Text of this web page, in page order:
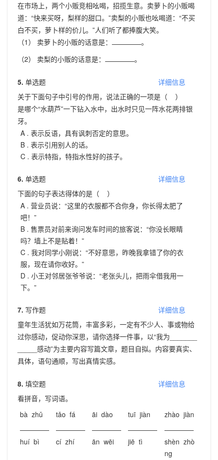
在市场上，两个小贩竞相吆喝，招揽生意。卖萝卜的小贩喝
道：“快来买呀，梨样的甜口。”卖梨的小贩也吆喝道：“不买
白不买，萝卜样的价儿。”人们听了都捧腹大笑。
（1） 卖萝卜的小贩的话意是：
。
（2） 卖梨的小贩的话意是：
。
5. 单选题
详细信息
关于下面句子中引号的作用，说法正确的一项是（ ）
是哪个“水葫芦”一下钻入水中，出水时只见一阵水花两排银
牙。
A . 表示反语，具有讽刺否定的意思。
B . 表示引用别人的话。
C . 表示特指，特指水性好的孩子。
6. 单选题
详细信息
下面的句子表达得体的是（ ）
A . 营业员说：“这里的衣服都不合你身，你长得太肥了
吧！”
B . 售票员对前来询问发车时间的旅客说：“你没长眼睛
吗？墙上不是贴着！”
C . 我对同学小刚说：“不好意思，昨晚我拿错了你的衣
服，现在请你收好。”
D . 小王对邻居张爷爷说：“老张头儿，把雨伞借我用一
下。”
7. 写作题
详细信息
童年生活犹如万花筒，丰富多彩，一定有不少人、事或物给
过你感动，促动你深思，请你选择一件事，以“我为_______
_____感动”为主要内容写篇文章，题目自拟。内容要真实、
具体，语句通顺，写出真情实感。
8. 填空题
详细信息
看拼音，写词语。
bà zhǔ
tǎo fá āi dào tuī jiàn zhào jiàn
huí bì cí zhí ān wēi jiē tì
shèn zhò
ng